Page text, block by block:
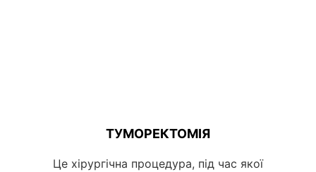
ТУМОРЕКТОМІЯ
Це хірургічна процедура, під час якої